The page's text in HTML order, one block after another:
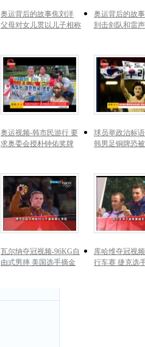
奥运背后的故事焦刘洋
父母对女儿贯以儿子相称
奥运背后的故
到击剑队和雷
奥运视频-韩市民游行 要
求奥委会授朴钟佑奖牌
球员举政治标
韩男足铜牌恐
瓦尔纳夺冠视频-96KG自
由式男摔 美国选手摘金
库哈维夺冠视
行车赛 捷克选